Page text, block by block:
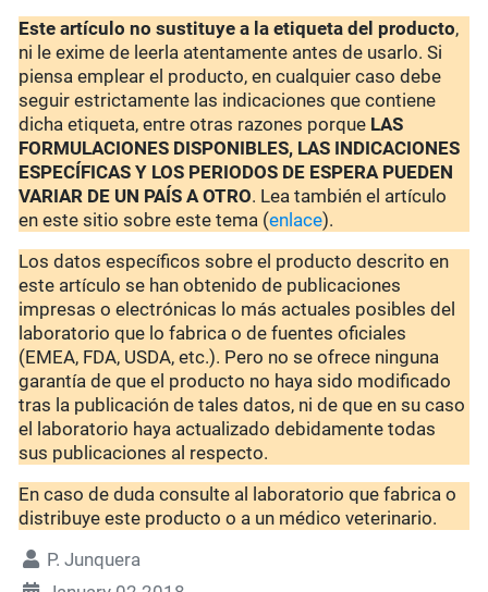
Este artículo no sustituye a la etiqueta del producto,
ni le exime de leerla atentamente antes de usarlo. Si
piensa emplear el producto, en cualquier caso debe
seguir estrictamente las indicaciones que contiene
dicha etiqueta, entre otras razones porque LAS
FORMULACIONES DISPONIBLES, LAS INDICACIONES
ESPECÍFICAS Y LOS PERIODOS DE ESPERA PUEDEN
VARIAR DE UN PAÍS A OTRO. Lea también el artículo
en este sitio sobre este tema (enlace).
Los datos específicos sobre el producto descrito en
este artículo se han obtenido de publicaciones
impresas o electrónicas lo más actuales posibles del
laboratorio que lo fabrica o de fuentes oficiales
(EMEA, FDA, USDA, etc.). Pero no se ofrece ninguna
garantía de que el producto no haya sido modificado
tras la publicación de tales datos, ni de que en su caso
el laboratorio haya actualizado debidamente todas
sus publicaciones al respecto.
En caso de duda consulte al laboratorio que fabrica o
distribuye este producto o a un médico veterinario.
P. Junquera